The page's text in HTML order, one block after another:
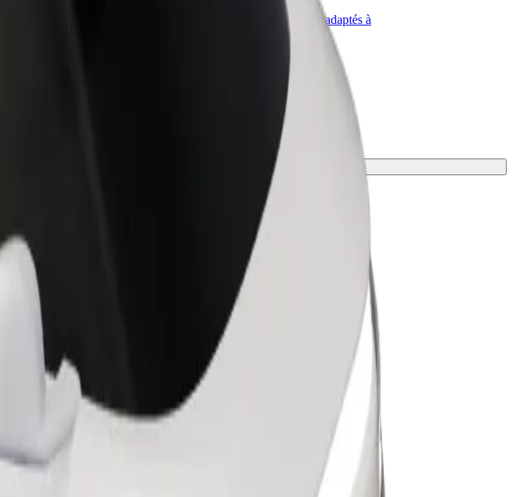
Bolt for Business
Produits et services Bolt adaptés à
et trouvez celui qui vous convient le mieux.